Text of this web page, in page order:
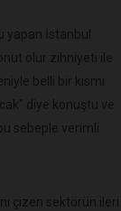
yapan İstanbul
olur zihniyeti ile
belli bir kısmı
diye konuştu ve
sebeple verimli
çizen sektörün ileri